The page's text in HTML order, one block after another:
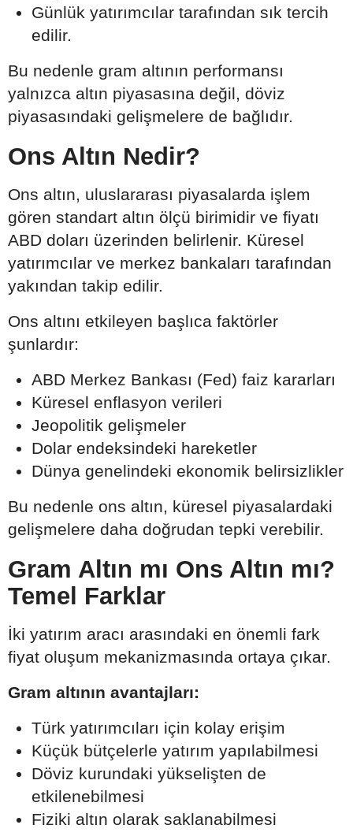
Günlük yatırımcılar tarafından sık tercih
edilir.
Bu nedenle gram altının performansı
yalnızca altın piyasasına değil, döviz
piyasasındaki gelişmelere de bağlıdır.
Ons Altın Nedir?
Ons altın, uluslararası piyasalarda işlem
gören standart altın ölçü birimidir ve fiyatı
ABD doları üzerinden belirlenir. Küresel
yatırımcılar ve merkez bankaları tarafından
yakından takip edilir.
Ons altını etkileyen başlıca faktörler
şunlardır:
ABD Merkez Bankası (Fed) faiz kararları
Küresel enflasyon verileri
Jeopolitik gelişmeler
Dolar endeksindeki hareketler
Dünya genelindeki ekonomik belirsizlikler
Bu nedenle ons altın, küresel piyasalardaki
gelişmelere daha doğrudan tepki verebilir.
Gram Altın mı Ons Altın mı?
Temel Farklar
İki yatırım aracı arasındaki en önemli fark
fiyat oluşum mekanizmasında ortaya çıkar.
Gram altının avantajları:
Türk yatırımcıları için kolay erişim
Küçük bütçelerle yatırım yapılabilmesi
Döviz kurundaki yükselişten de
etkilenebilmesi
Fiziki altın olarak saklanabilmesi